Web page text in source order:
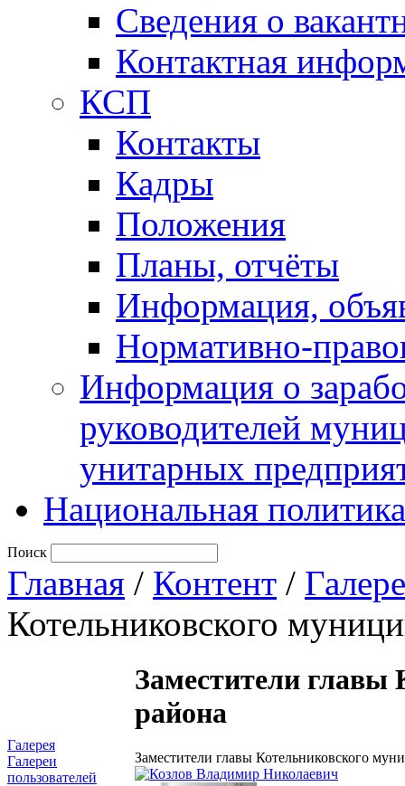
Сведения о
Контактная
КСП
Контакты
Кадры
Положения
Планы, отчёты
Информация,
Нормативно-
Информация о
руководителей
унитарных
Национальная политика
Поиск
Главная / Контент /
Котельниковского
Галерея
Галереи
пользователей
Заместители главы
района
Заместители главы Котельниковского